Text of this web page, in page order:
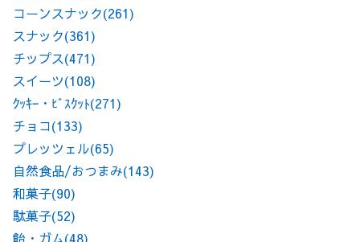
コーンスナック(261)
スナック(361)
チップス(471)
スイーツ(108)
ｸｯｷｰ・ﾋﾞｽｹｯﾄ(271)
チョコ(133)
プレッツェル(65)
自然食品/おつまみ(143)
和菓子(90)
駄菓子(52)
飴・ガム(48)